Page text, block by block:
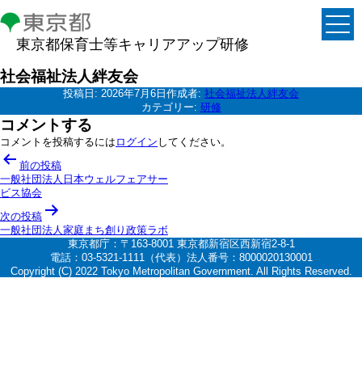
東京都保育士等キャリアアップ研修
社会福祉法人絆友会
投稿日: 2026年7月6日 作成者: 社会福祉法人絆友会
カテゴリー: 研修
コメントする
コメントを投稿するには ログイン してください。
投
稿
ナ
ビ
ゲ
ー
前の投稿
一般社団法人日本ウェルフェアサー
ビス協会
次の投稿
一般社団法人家庭まち創り政策ラボ
東京都庁：〒163-8001 東京都新宿区西新宿2-8-1
電話：03-5321-1111（代表）法人番号：8000020130001
Copyright (C) 2022 Tokyo Metropolitan Government. All Rights Reserved.